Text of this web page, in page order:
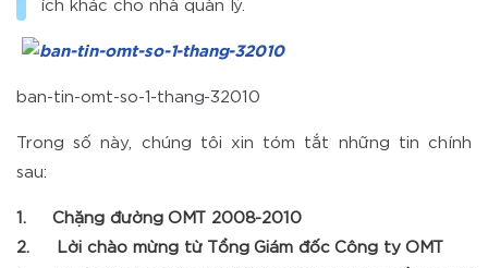
ích khác cho nhà quản lý.
ban-tin-omt-so-1-thang-32010
Trong số này, chúng tôi xin tóm tắt những tin chính
sau:
1. Chặng đường OMT 2008-2010
2. Lời chào mừng từ Tổng Giám đốc Công ty OMT